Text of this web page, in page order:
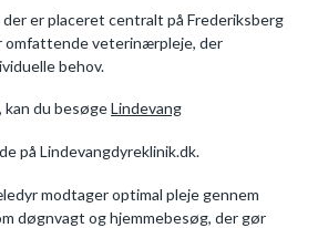
der er placeret centralt på Frederiksberg
omfattende veterinærpleje, der
behov.
kan du besøgeLindevang
på Lindevangdyreklinik.dk.
modtager optimal pleje gennem
døgnvagt og hjemmebesøg, der gør